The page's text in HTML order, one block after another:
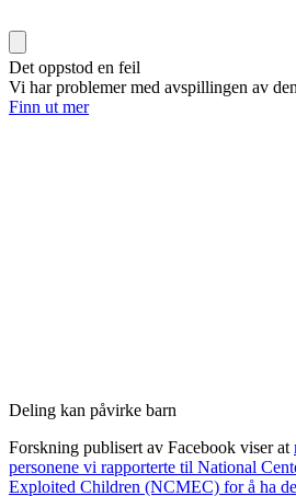
Det oppstod en feil
Vi har problemer med avspillingen av
Finn ut mer
Deling kan påvirke barn
Forskning publisert av Facebook viser at
personene vi rapporterte til National
Exploited Children (NCMEC) for å ha